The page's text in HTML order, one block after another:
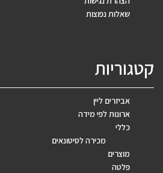
שאלות נפוצות
קטגוריות
אביזרים ליין
ארונות לפי מידה
כללי
מכירה לסיטונאים
מוצרים
פלטה